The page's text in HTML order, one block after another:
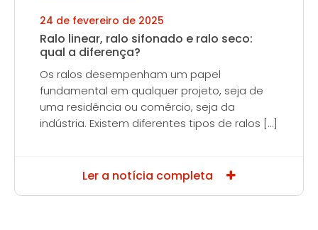
24 de fevereiro de 2025
Ralo linear, ralo sifonado e ralo seco:
qual a diferença?
Os ralos desempenham um papel
fundamental em qualquer projeto, seja de
uma residência ou comércio, seja da
indústria. Existem diferentes tipos de ralos […]
Ler a notícia completa